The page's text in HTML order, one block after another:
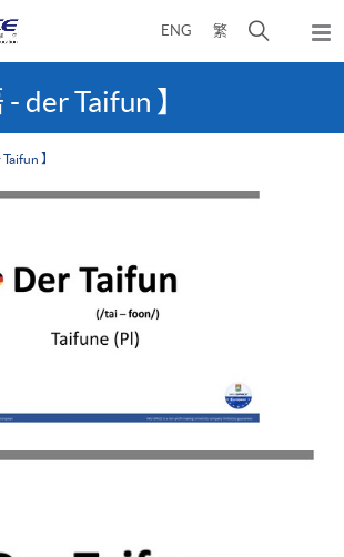
ENG 繁
开
弹
出
单
- der Taifun 】
】